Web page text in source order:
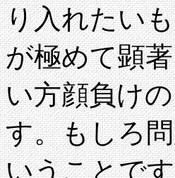
り入れたい
が極めて顕
い方顔負け
す。もしろ
いうことで